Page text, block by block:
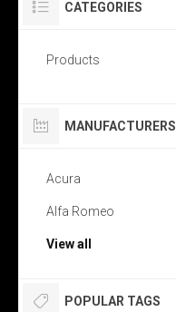
CATEGORIES
Products
MANUFACTURERS
Acura
Alfa Romeo
View all
POPULAR TAGS